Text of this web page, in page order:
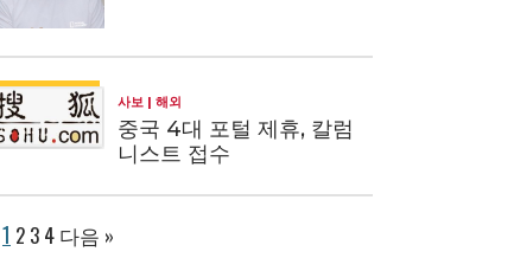
사보 해외
중국 4대 포털 제휴, 칼럼
니스트 접수
1 2 3 4 다음 »